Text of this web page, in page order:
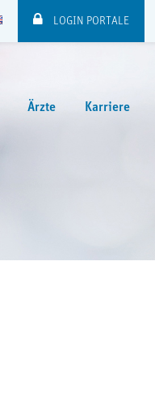
LOGIN PORTALE
Ärzte Karriere